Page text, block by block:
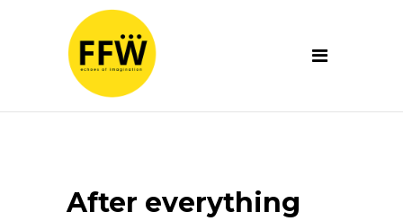
After everything